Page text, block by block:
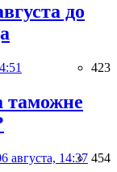
до
423
таможне
августа, 14:37 454